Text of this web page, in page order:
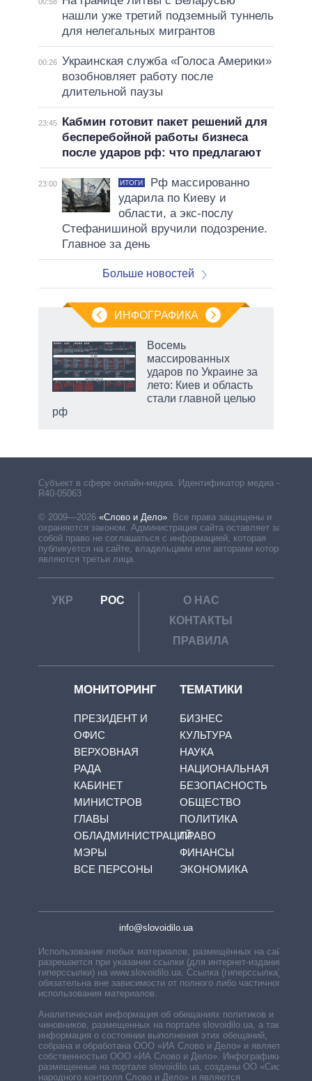
нашли уже третий подземный туннель
для нелегальных мигрантов
00:26 Украинская служба «Голоса Америки»
возобновляет работу после
длительной паузы
23:45
Кабмин готовит пакет решений для
бесперебойной работы бизнеса
после ударов рф: что предлагают
23:00 ИТОГИ
Рф массированно
ударила по Киеву и
области, а экс-послу
Стефанишиной вручили подозрение.
Главное за день
Больше новостей
ИНФОГРАФИКА
Восемь
массированных
ударов по Украине за
лето: Киев и область
стали главной целью
рф
Субъект в сфере онлайн-медиа. Идентификатор медиа –
R40-05063
© 2009—2026 «Слово и Дело»
Все права защищены и
охраняются законом. Администрация сайта оставляет за
собой право не соглашаться с информацией, которая
публикуется на сайте, владельцами или авторами которой
являются третьи лица.
УКР РОС
О НАС
КОНТАКТЫ
ПРАВИЛА
МОНИТОРИНГ
ПРЕЗИДЕНТ И
ОФИС
ВЕРХОВНАЯ
РАДА
КАБИНЕТ
МИНИСТРОВ
ГЛАВЫ
ОБЛАДМИНИСТРАЦИЙ
МЭРЫ
ВСЕ ПЕРСОНЫ
ТЕМАТИКИ
БИЗНЕС
КУЛЬТУРА
НАУКА
НАЦИОНАЛЬНАЯ
БЕЗОПАСНОСТЬ
ОБЩЕСТВО
ПОЛИТИКА
ПРАВО
ФИНАНСЫ
ЭКОНОМИКА
info@slovoidilo.ua
Использование любых материалов, размещённых на сайте,
разрешается при указании ссылки (для интернет-изданий —
гиперссылки) на www.slovoidilo.ua. Ссылка (гиперссылка)
обязательна вне зависимости от полного либо частичного
использования материалов.
Аналитическая информация об обещаниях политиков и
чиновников, размещенных на портале slovoidilo.ua, а также
информация о состоянии выполнения этих обещаний,
собрана и обработана ООО «ИА Слово и Дело» и является
собственностью ООО «ИА Слово и Дело». Инфографики,
размещенные на портале slovoidilo.ua, созданы ОО «Система
народного контроля Слово и Дело» и являются